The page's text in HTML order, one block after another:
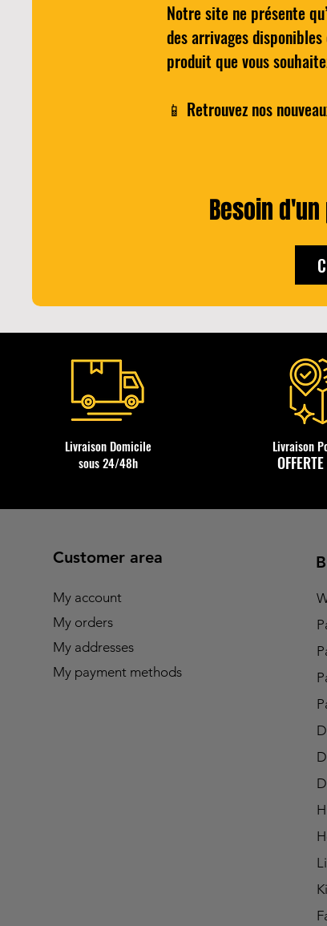
Quick View
Cocktail - The BARTELEUR'S
NEGRONI
Price
€25.00
Add to Cart
Notre site ne présente
des arrivages
produit que vous
📱 Retrouvez nos
Besoin
Livraison Domicile
sous 24/48h
Livraison
OFFERTE
Customer area
My account
My orders
My addresses
My payment methods